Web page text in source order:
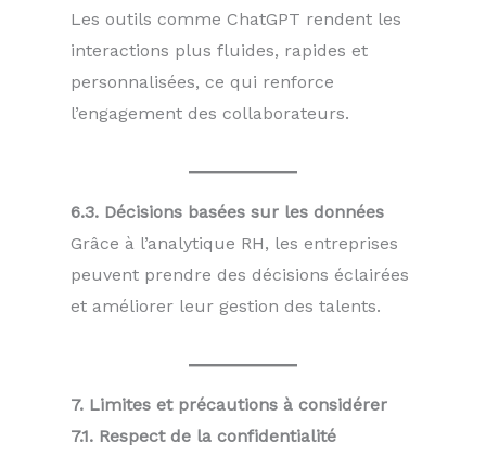
Les outils comme ChatGPT rendent les
interactions plus fluides, rapides et
personnalisées, ce qui renforce
l’engagement des collaborateurs.
6.3. Décisions basées sur les données
Grâce à l’analytique RH, les entreprises
peuvent prendre des décisions éclairées
et améliorer leur gestion des talents.
7. Limites et précautions à considérer
7.1. Respect de la confidentialité